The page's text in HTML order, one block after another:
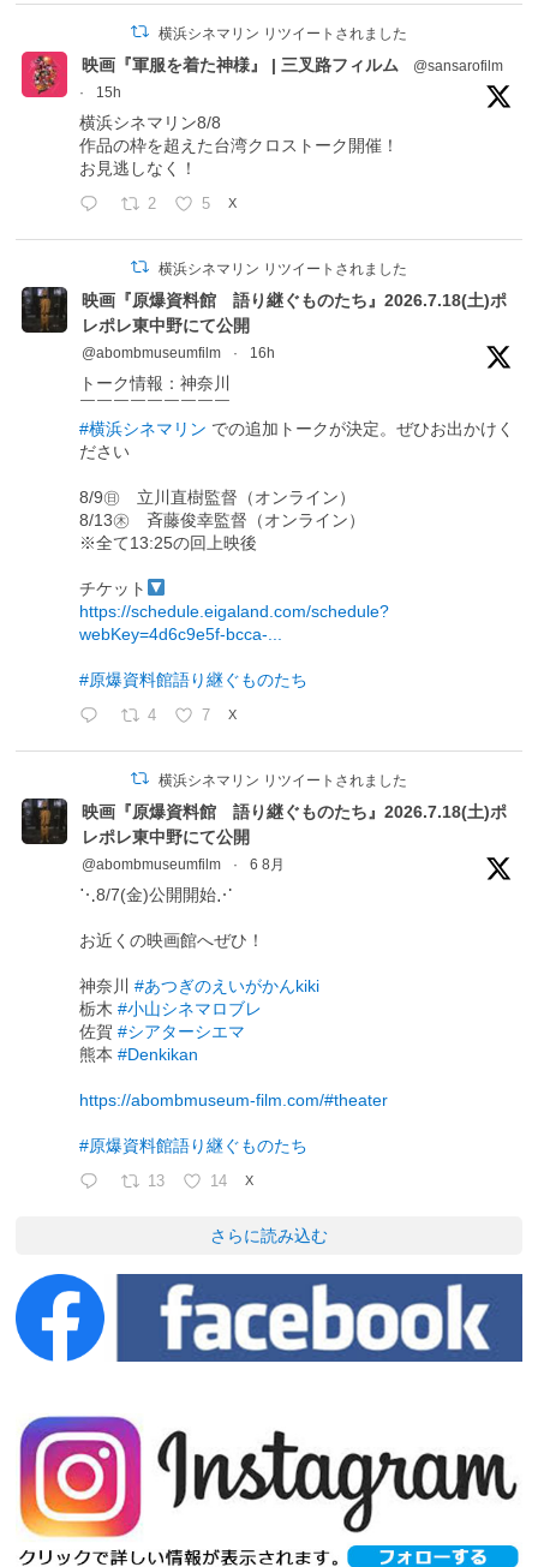
横浜シネマリン リツイートされました
映画『軍服を着た神様』 | 三叉路フィルム
@sansarofilm
·
15h
横浜シネマリン8/8
作品の枠を超えた台湾クロストーク開催！
お見逃しなく！
2 5 X
横浜シネマリン リツイートされました
映画『原爆資料館 語り継ぐものたち』2026.7.18(土)ポ
レポレ東中野にて公開
@abombmuseumfilm · 16h
トーク情報：神奈川
￣￣￣￣￣￣￣￣￣
#横浜シネマリン での追加トークが決定。ぜひお出かけく
ださい
8/9㊐ 立川直樹監督（オンライン）
8/13㊍ 斉藤俊幸監督（オンライン）
※全て13:25の回上映後
チケット
https://schedule.eigaland.com/schedule?
webKey=4d6c9e5f-bcca-...
#原爆資料館語り継ぐものたち
4 7 X
横浜シネマリン リツイートされました
映画『原爆資料館 語り継ぐものたち』2026.7.18(土)ポ
レポレ東中野にて公開
@abombmuseumfilm · 6 8月
⋱8/7(金)公開開始⋰
お近くの映画館へぜひ！
神奈川#あつぎのえいがかんkiki
栃木#小山シネマロブレ
佐賀#シアターシエマ
熊本#Denkikan
https://abombmuseum-film.com/#theater
#原爆資料館語り継ぐものたち
13 14 X
さらに読み込む